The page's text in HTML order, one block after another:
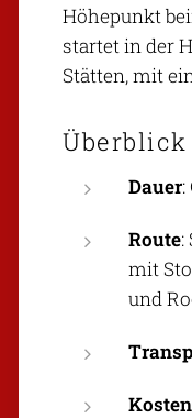
Höhepunkt
startet in der
Stätten, mit
Überblick
Dauer
Route:
mit
und
Kosten